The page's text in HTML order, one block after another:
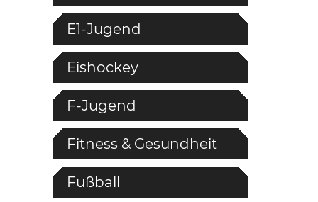
E1-Jugend
Eishockey
F-Jugend
Fitness & Gesundheit
Fußball